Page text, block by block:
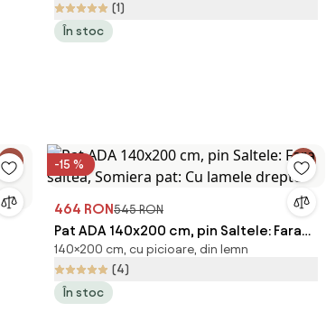
(1)
În stoc
-15 %
464 RON545 RON
Pat ADA 140x200 cm, pin Saltele: Fara
saltea, Somiera pat: Cu lamele drepte
140×200 cm, cu picioare, din lemn
(4)
În stoc